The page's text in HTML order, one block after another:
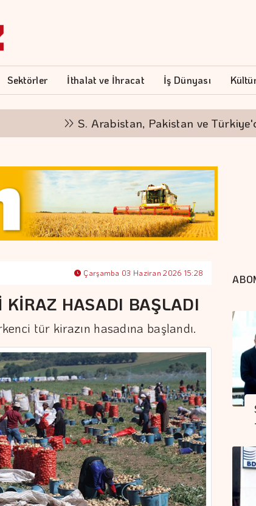
Sektörler İthalat ve İhracat İş Dünyası
S. Arabistan, Pakistan ve Türkiye'den
Çarşamba 03 Haziran 2026 15:28
KİRAZ HASADI BAŞLADI
tür kirazın hasadına başlandı.